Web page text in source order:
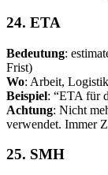
24. ETA
Bedeutung:
Frist)
Wo: Arbeit,
Beispiel: “ETA für
Achtung: Nicht
verwendet. Immer
25. SMH